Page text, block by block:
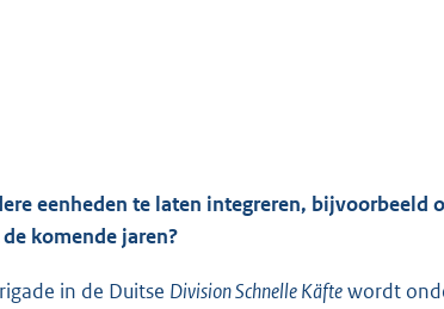
eenheden te laten integreren, bijvoorbeeld
komende jaren?
in de Duitse Division Schnelle Käftewordt